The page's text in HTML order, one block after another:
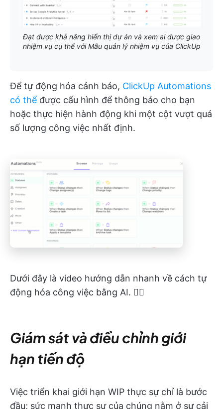
Đạt được khả năng hiển thị dự án và xem ai được giao
nhiệm vụ cụ thể với Mẫu quản lý nhiệm vụ của ClickUp
Để tự động hóa cảnh báo, ClickUp Automations
có thể được cấu hình để thông báo cho bạn
hoặc thực hiện hành động khi một cột vượt quá
số lượng công việc nhất định.
Dưới đây là video hướng dẫn nhanh về cách tự
động hóa công việc bằng AI. 👇🏼
Giám sát và điều chỉnh giới
hạn tiến độ
Việc triển khai giới hạn WIP thực sự chỉ là bước
đầu; sức mạnh thực sự của chúng nằm ở sự cải